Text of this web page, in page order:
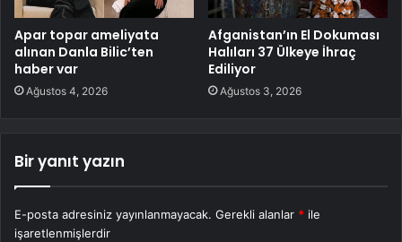
Apar topar ameliyata
alınan Danla Bilic’ten
haber var
Ağustos 4, 2026
Afganistan’ın El Dokuması
Halıları 37 Ülkeye İhraç
Ediliyor
Ağustos 3, 2026
Bir yanıt yazın
E-posta adresiniz yayınlanmayacak. Gerekli alanlar * ile
işaretlenmişlerdir